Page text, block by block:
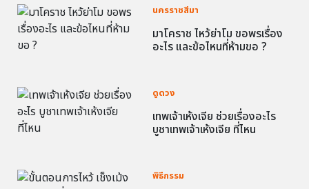
นครราชสีมา
มาโคราช ไหว้ย่าโม ขอพรเรื่อง
อะไร และข้อไหนที่ห้ามขอ ?
ดูดวง
เทพเจ้าเห้งเจีย ช่วยเรื่องอะไร
บูชาเทพเจ้าเห้งเจีย ที่ไหน
พิธีกรรม